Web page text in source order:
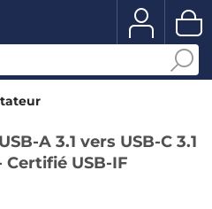
A 3.1 vers USB-C 3.1
Certifié USB-IF